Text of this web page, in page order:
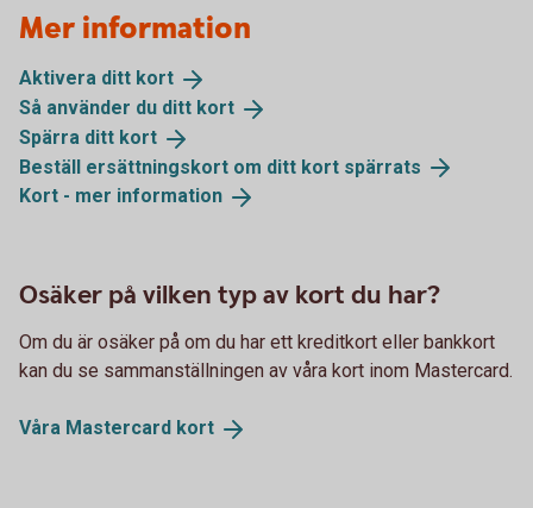
Mer information
Aktivera ditt kort
Så använder du ditt kort
Spärra ditt kort
Beställ ersättningskort om ditt kort spärrats
Kort - mer information
Osäker på vilken typ av kort du har?
Om du är osäker på om du har ett kreditkort eller bankkort
kan du se sammanställningen av våra kort inom Mastercard.
Våra Mastercard kort